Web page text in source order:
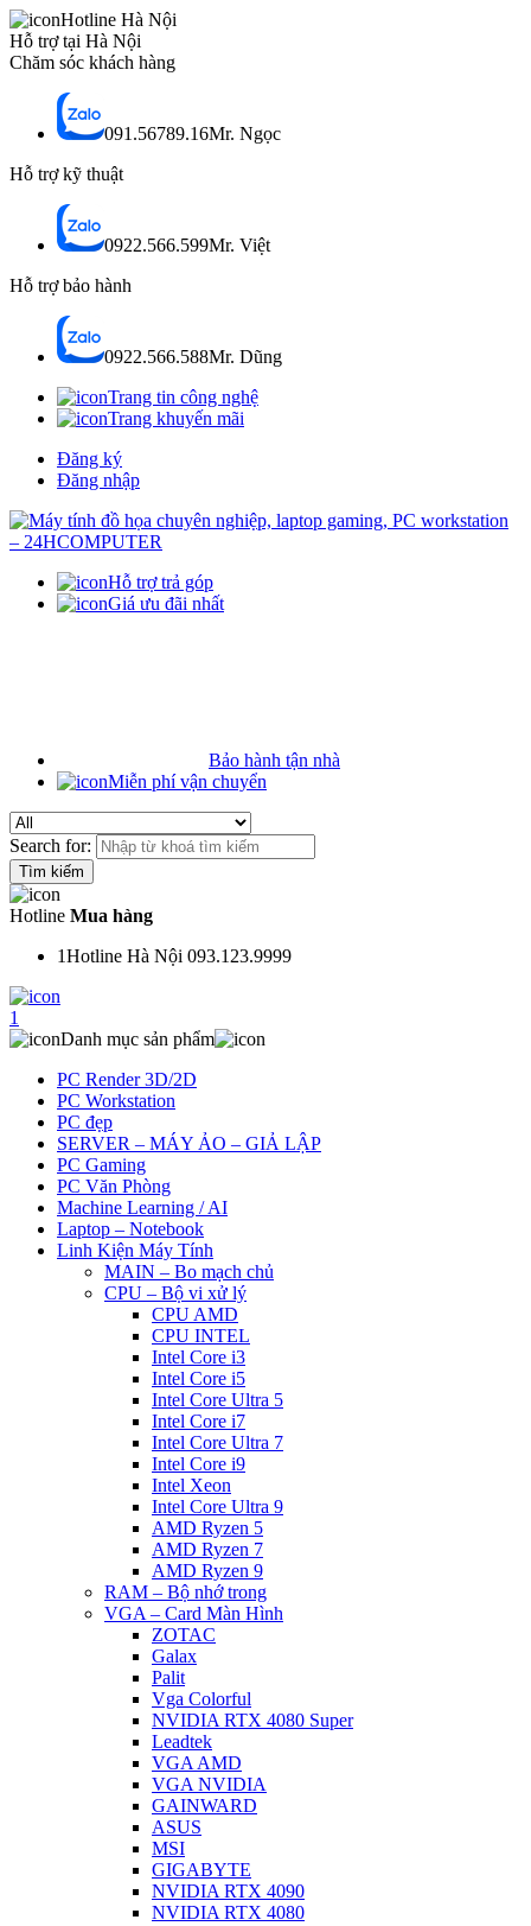
Hotline Hà Nội
Hỗ trợ tại Hà Nội
Chăm sóc khách hàng
091.56789.16Mr. Ngọc
Hỗ trợ kỹ thuật
0922.566.599Mr. Việt
Hỗ trợ bảo hành
0922.566.588Mr. Dũng
Trang tin công nghệ
Trang khuyến mãi
Đăng ký
Đăng nhập
Hỗ trợ trả góp
Giá ưu đãi nhất
Bảo hành tận nhà
Miễn phí vận chuyển
Search for:
Hotline Mua hàng
1Hotline Hà Nội 093.123.9999
1
Danh mục sản phẩm
PC Render 3D/2D
PC Workstation
PC đẹp
SERVER – MÁY ẢO – GIẢ LẬP
PC Gaming
PC Văn Phòng
Machine Learning / AI
Laptop – Notebook
Linh Kiện Máy Tính
MAIN – Bo mạch chủ
CPU – Bộ vi xử lý
CPU AMD
CPU INTEL
Intel Core i3
Intel Core i5
Intel Core Ultra 5
Intel Core i7
Intel Core Ultra 7
Intel Core i9
Intel Xeon
Intel Core Ultra 9
AMD Ryzen 5
AMD Ryzen 7
AMD Ryzen 9
RAM – Bộ nhớ trong
VGA – Card Màn Hình
ZOTAC
Galax
Palit
Vga Colorful
NVIDIA RTX 4080 Super
Leadtek
VGA AMD
VGA NVIDIA
GAINWARD
ASUS
MSI
GIGABYTE
NVIDIA RTX 4090
NVIDIA RTX 4080